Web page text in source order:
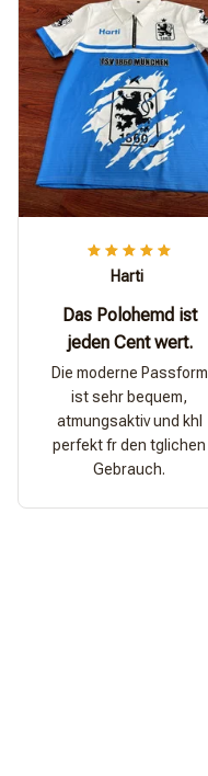
Harti
Das Polohemd ist
jeden Cent wert.
Die moderne Passform
ist sehr bequem,
atmungsaktiv und khl
perfekt fr den tglichen
Gebrauch.